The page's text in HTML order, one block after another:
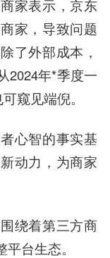
家表示，京东
家，导致问题
了外部成本，
2024年*季度一
窥见端倪。
心智的事实基
动力，为商家
绕着第三方商
台生态。